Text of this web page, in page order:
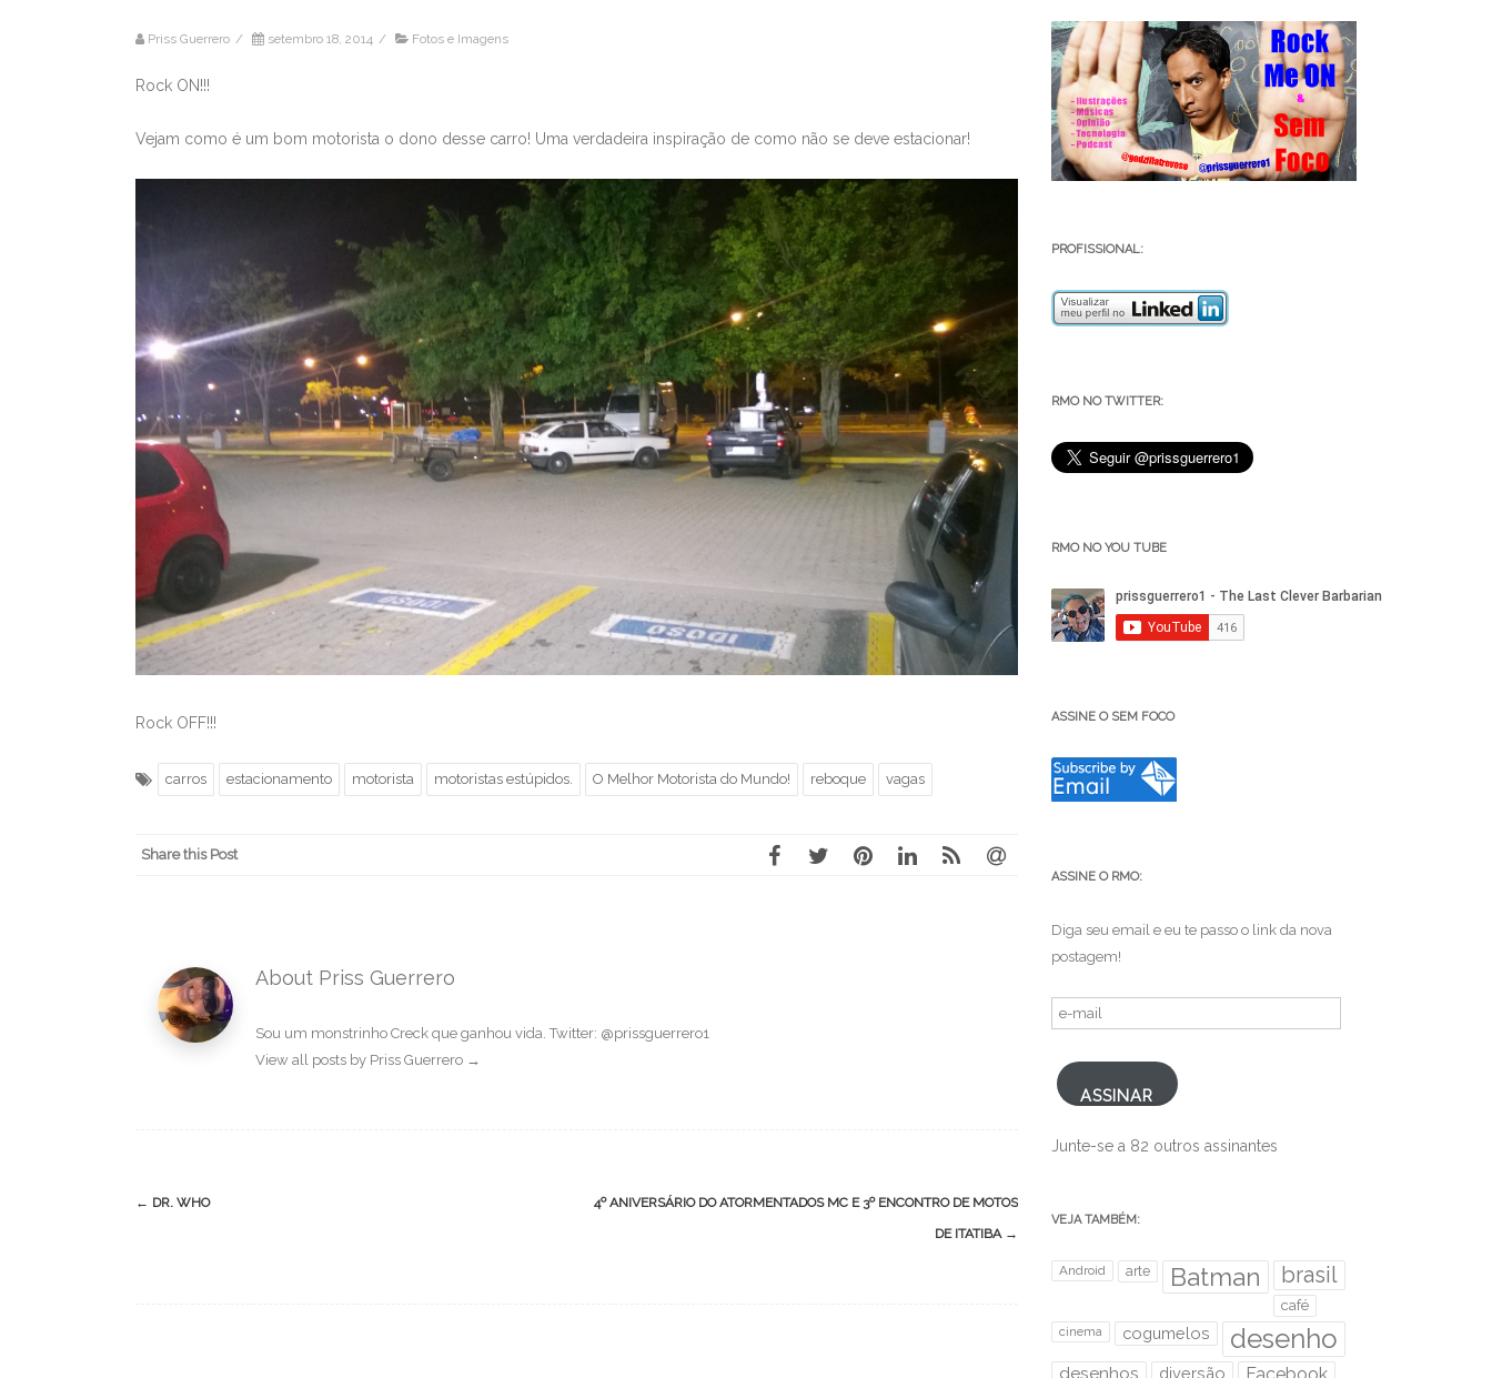
Priss Guerrero / setembro 18, 2014 / Fotos e Imagens
Rock ON!!!
Vejam como é um bom motorista o dono desse carro! Uma verdadeira inspiração de como não se deve estacionar!
Rock OFF!!!
carros estacionamento motorista motoristas estúpidos. O Melhor Motorista do Mundo! reboque vagas
Share this Post
About Priss Guerrero
Sou um monstrinho Creck que ganhou vida. Twitter: @prissguerrero1
View all posts by Priss Guerrero →
Post
← DR. WHO
4º ANIVERSÁRIO DO ATORMENTADOS MC E 3º ENCONTRO DE MOTOS
DE ITATIBA →
PROFISSIONAL:
RMO NO TWITTER:
RMO NO YOU TUBE
ASSINE O SEM FOCO
ASSINE O RMO:
Diga seu email e eu te passo o link da nova
postagem!
e-
mail
ASSINAR
Junte-se a 82 outros assinantes
VEJA TAMBÉM:
Android arte Batman brasil
café
cinema cogumelos desenho
desenhos diversão Facebook